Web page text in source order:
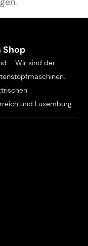
– Wir sind der
und Luxemburg.